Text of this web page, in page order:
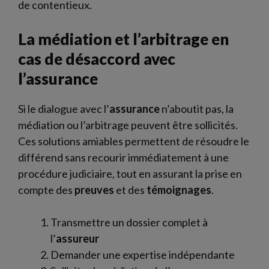
de contentieux.
La médiation et l’arbitrage en
cas de désaccord avec
l’assurance
Si le dialogue avec l’assurancen’aboutit pas, la
médiation ou l’arbitrage peuvent être sollicités.
Ces solutions amiables permettent de résoudre le
différend sans recourir immédiatement à une
procédure judiciaire, tout en assurant la prise en
compte des preuves et des témoignages.
Transmettre un dossier complet à
l’assureur
Demander une expertise indépendante